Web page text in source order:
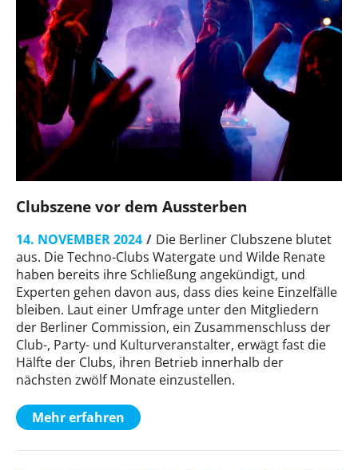
Clubszene vor dem Aussterben
14. NOVEMBER 2024
Die Berliner Clubszene blutet
aus. Die Techno-Clubs Watergate und Wilde Renate
haben bereits ihre Schließung angekündigt, und
Experten gehen davon aus, dass dies keine Einzelfälle
bleiben. Laut einer Umfrage unter den Mitgliedern
der Berliner Commission, ein Zusammenschluss der
Club-, Party- und Kulturveranstalter, erwägt fast die
Hälfte der Clubs, ihren Betrieb innerhalb der
nächsten zwölf Monate einzustellen.
Mehr erfahren